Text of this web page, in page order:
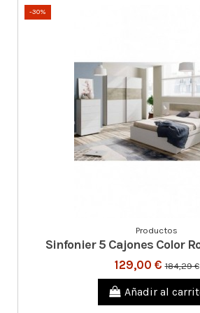
-30%
Productos
Sinfonier 5 Cajones Color
129,00 €184,29 €
Añadir al